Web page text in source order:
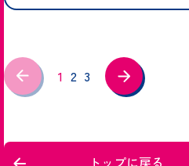
1 2 3
トップに戻る